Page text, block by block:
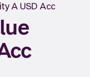
A USD Acc